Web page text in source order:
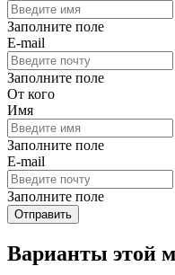
Заполните поле
E-mail
Заполните поле
От кого
Имя
Заполните поле
E-mail
Заполните поле
Отправить
Варианты этой